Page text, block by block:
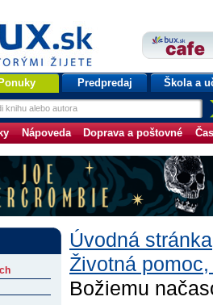
Ponuky Predpredaj Škola a
Nápoveda Doprava a poštovné
Úvodná stránka
Životná
Božiemu